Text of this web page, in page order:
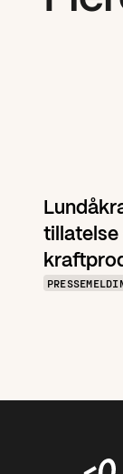
tillatelse